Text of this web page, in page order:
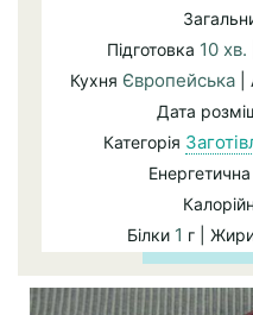
Підготовка 10 хв.
Кухня Європейська |
Дата
Категорія
Енергетична
Білки 1 г |